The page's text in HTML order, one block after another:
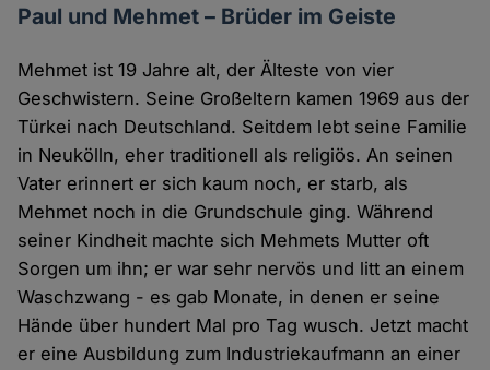
Paul und Mehmet – Brüder im Geiste
Mehmet ist 19 Jahre alt, der Älteste von vier
Geschwistern. Seine Großeltern kamen 1969 aus der
Türkei nach Deutschland. Seitdem lebt seine Familie
in Neukölln, eher traditionell als religiös. An seinen
Vater erinnert er sich kaum noch, er starb, als
Mehmet noch in die Grundschule ging. Während
seiner Kindheit machte sich Mehmets Mutter oft
Sorgen um ihn; er war sehr nervös und litt an einem
Waschzwang - es gab Monate, in denen er seine
Hände über hundert Mal pro Tag wusch. Jetzt macht
er eine Ausbildung zum Industriekaufmann an einer